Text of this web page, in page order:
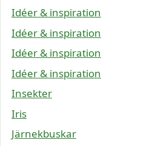
Idéer & inspiration
Idéer & inspiration
Idéer & inspiration
Idéer & inspiration
Insekter
Iris
Järnekbuskar